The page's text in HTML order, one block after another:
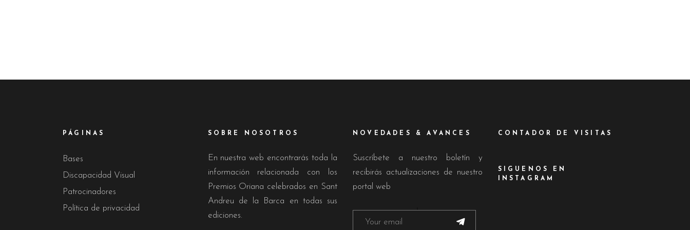
PÁGINAS
Bases
Discapacidad Visual
Patrocinadores
Política de privacidad
SOBRE NOSOTROS
En nuestra web encontrarás toda la
información relacionada con los
Premios Oriana celebrados en Sant
Andreu de la Barca en todas sus
ediciones.
NOVEDADES & AVANCES
Suscríbete a nuestro boletín y
recibirás actualizaciones de nuestro
portal web
CONTADOR DE VISITAS
SIGUENOS EN
INSTAGRAM